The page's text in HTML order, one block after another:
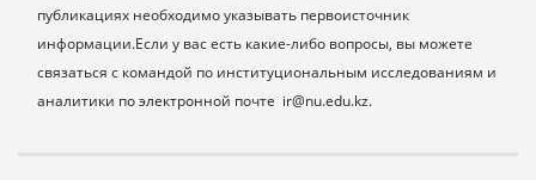
публикациях необходимо указывать первоисточник
информации.Если у вас есть какие-либо вопросы, вы можете
связаться с командой по институциональным исследованиям и
аналитики по электронной почте ir@nu.edu.kz.